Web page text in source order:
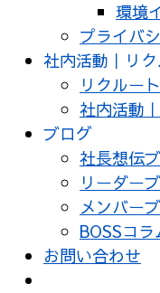
環境
プライバ
社内活動｜リ
リクルート
社内活動
ブログ
社長想伝
リーダー
メンバー
BOSSコラ
お問い合わせ